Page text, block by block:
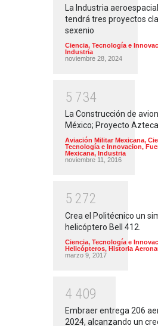
La Industria
tendrá tres proyectos
sexenio
Ciencia, Tecnología e
Industria
noviembre 28, 2024
5 734
La Construcción de
México; Proyecto Azteca
Aviación Militar Mexicana,
Tecnología e Innovacion,
Mexicana, Industria
noviembre 11, 2016
5 272
Crea el Politécnico un
helicóptero Bell 412.
Ciencia, Tecnología e
Helicópteros, Historia
marzo 9, 2017
4 409
Embraer entrega 206
2024, alcanzando un